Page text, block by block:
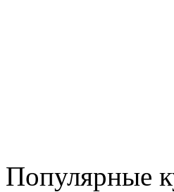
Популярные